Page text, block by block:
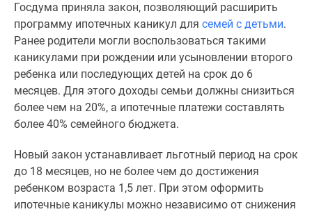
Специальные
предложения
Коммерческие
помещения
Продавцы
застройщики
Панорамы
новостроек
Видеообзор
новостроек
Экспертиза
Госдума приняла закон, позволяющий расширить
программу ипотечных каникул для семей с детьми.
Ранее родители могли воспользоваться такими
каникулами при рождении или усыновлении второго
ребенка или последующих детей на срок до 6
месяцев. Для этого доходы семьи должны снизиться
более чем на 20%, а ипотечные платежи составлять
более 40% семейного бюджета.
Новый закон устанавливает льготный период на срок
до 18 месяцев, но не более чем до достижения
ребенком возраста 1,5 лет. При этом оформить
ипотечные каникулы можно независимо от снижения